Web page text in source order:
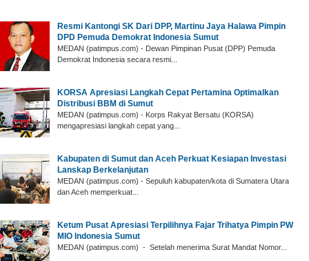
‎Resmi Kantongi SK Dari DPP, Martinu Jaya Halawa Pimpin
DPD Pemuda Demokrat Indonesia Sumut ‎
‎MEDAN (patimpus.com) - Dewan Pimpinan Pusat (DPP) Pemuda
Demokrat Indonesia secara resmi...
‎KORSA Apresiasi Langkah Cepat Pertamina Optimalkan
Distribusi BBM di Sumut
‎MEDAN (patimpus.com) - Korps Rakyat Bersatu (KORSA)
mengapresiasi langkah cepat yang...
Kabupaten di Sumut dan Aceh Perkuat Kesiapan Investasi
Lanskap Berkelanjutan
MEDAN (patimpus.com) - Sepuluh kabupaten/kota di Sumatera Utara
dan Aceh memperkuat...
‎Ketum Pusat Apresiasi Terpilihnya Fajar Trihatya Pimpin PW
MIO Indonesia Sumut
‎MEDAN (patimpus.com) - Setelah menerima Surat Mandat Nomor...